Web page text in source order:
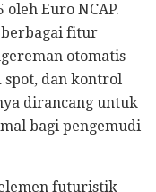
Euro NCAP.
fitur
otomatis
spot, dan kontrol
dirancang untuk
bagi pengemudi
elemen futuristik